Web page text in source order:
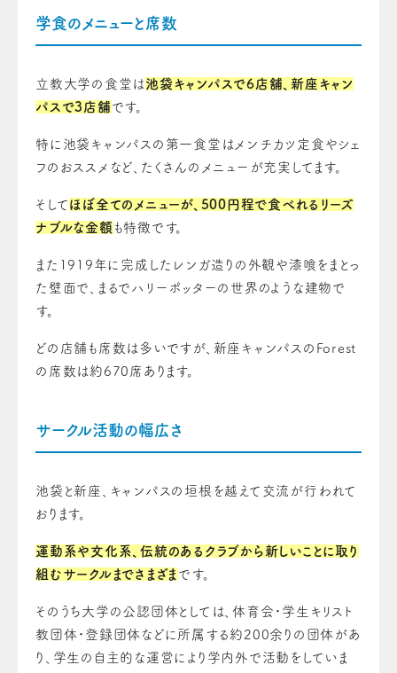
学食のメニューと席数
立教大学の食堂は 池袋キャンパスで6店舗、新座キャン
パスで3店舗です。
特に池袋キャンパスの第一食堂はメンチカツ定食やシェ
フのおススメなど、たくさんのメニューが充実してます。
そして ほぼ全てのメニューが、500円程で食べれるリーズ
ナブルな金額 も特徴です。
また1919年に完成したレンガ造りの外観や漆喰をまとっ
た壁面で、まるでハリーポッターの世界のような建物で
す。
どの店舗も席数は多いですが、新座キャンパスのForest
の席数は約670席あります。
サークル活動の幅広さ
池袋と新座、キャンパスの垣根を越えて交流が行われて
おります。
運動系や文化系、伝統のあるクラブから新しいことに取り
組むサークルまでさまざま です。
そのうち大学の公認団体としては、体育会・学生キリスト
教団体・登録団体などに所属する約200余りの団体があ
り、学生の自主的な運営により学内外で活動をしていま